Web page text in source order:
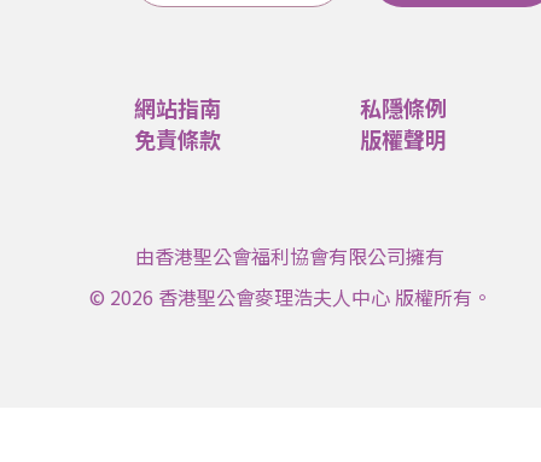
網站指南
私隱條例
免責條款
版權聲明
由香港聖公會福利協會有限公司擁有
© 2026 香港聖公會麥理浩夫人中心 版權所有。